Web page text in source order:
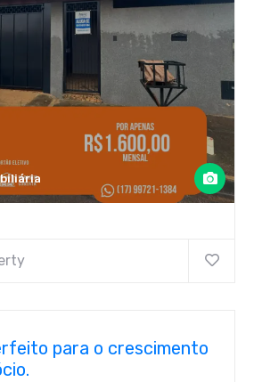
para o crescimento